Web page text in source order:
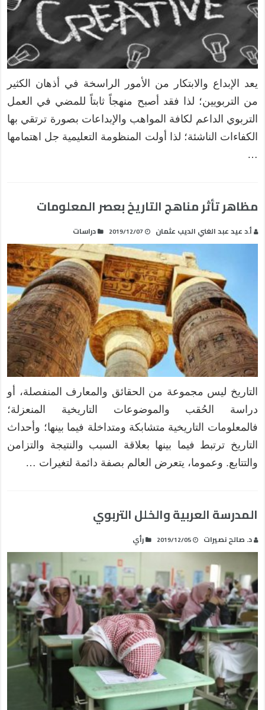
يعد الإبداع والابتكار من الأمور الراسخة في أذهان الكثير
من التربويين؛ لذا فقد أصبح منهجاً ثابتاً للمضي في العمل
التربوي الداعم لكافة المواهب والإبداعات بصورة ترتقي بها
الكفاءات الناشئة؛ لذا أولت المنظومة التعليمية جل اهتمامها
…
مظاهر تأثر مناهج التاريخ بعصر المعلومات
أ.د عيد عبد الغني الديب عثمان 2019/12/07 دراسات
التاريخ ليس مجموعة من الحقائق والمعارف المنفصلة، أو
دراسة الحُقب والموضوعات التاريخية المنعزلة؛
فالمعلومات التاريخية متشابكة ومتداخلة فيما بينها؛ وأحداث
التاريخ ترتبط فيما بينها بعلاقة السبب والنتيجة والتزامن
والتتابع. وعموما، يتعرض العالم بصفة دائمة لتغيرات …
المدرسة العربية والخلل التربوي
د. صالح نصيرات 2019/12/05 رأي